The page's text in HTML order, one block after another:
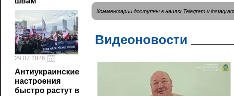
29.07.2026
Антиукраинские
настроения
быстро растут в
Комментарии доступны в наших Telegram и instagram
Видеоновости